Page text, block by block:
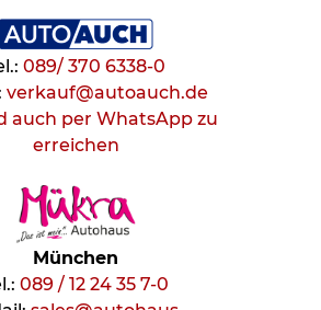
089/ 370 6338-0
verkauf@autoauch.de
auch per WhatsApp zu
erreichen
München
089 / 12 24 35 7-0